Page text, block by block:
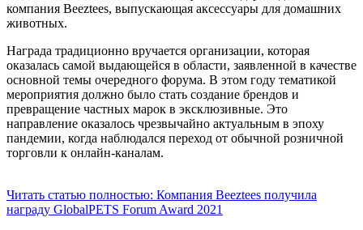
компания Beeztees, выпускающая аксессуары для домашних
животных.
Награда традиционно вручается организации, которая
оказалась самой выдающейся в области, заявленной в качестве
основной темы очередного форума. В этом году тематикой
мероприятия должно было стать создание брендов и
превращение частных марок в эксклюзивные. Это
направление оказалось чрезвычайно актуальным в эпоху
пандемии, когда наблюдался переход от обычной розничной
торговли к онлайн-каналам.
Читать статью полностью: Компания Beeztees получила
награду GlobalPETS Forum Award 2021